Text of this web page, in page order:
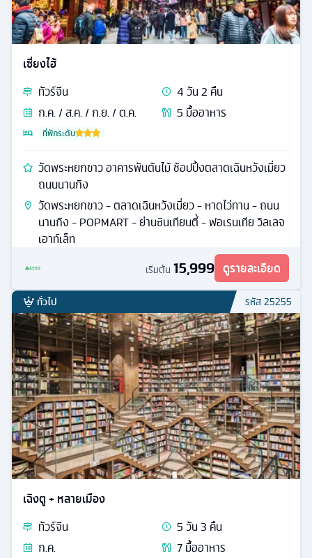
เซี่ยงไฮ้
ทัวร์จีน 4วัน2 คืน
ก.ค. / ส.ค. / ก.ย. / ต.ค.
5 มื้ออาหาร
ที่พักระดับ
วัดพระหยกขาว อาคารพันต้นไม้ ช้อปปิ้งตลาดเฉินหวังเมี่ยว
ถนนนานกิง
วัดพระหยกขาว - ตลาดเฉินหวังเมี่ยว - หาดไว่ทาน - ถนน
นานกิง - POPMART - ย่านซินเทียนตี้ - ฟอเรนเทีย วิลเลจ
เอาท์เล็ท
เริ่มต้น 15,999 ดูรายละเอียด
ทั่วไป รหัส25255
เฉิงตู + หลายเมือง
ทัวร์จีน 5วัน3 คืน
ก.ค.
7มื้ออาหาร